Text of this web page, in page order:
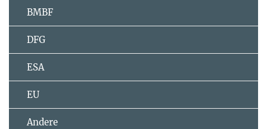
BMBF
DFG
ESA
EU
Andere